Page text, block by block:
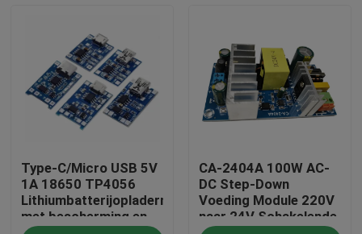
Thuis
Type-C/Micro USB 5V
1A 18650 TP4056
Lithiumbatterijopladermodule
met bescherming en
CA-2404A 100W AC-
DC Step-Down
Voeding Module 220V
naar 24V Schakelende